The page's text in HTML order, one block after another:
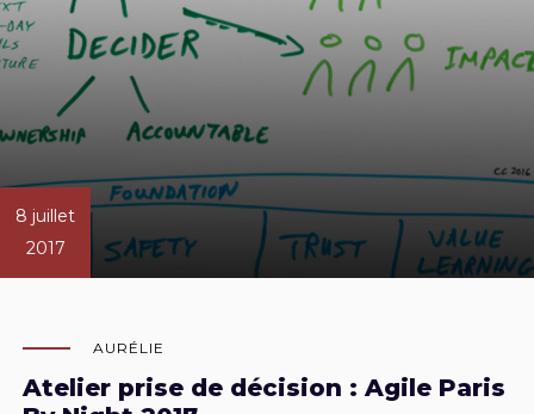
8 juillet
2017
AURÉLIE
Atelier prise de décision : Agile Paris